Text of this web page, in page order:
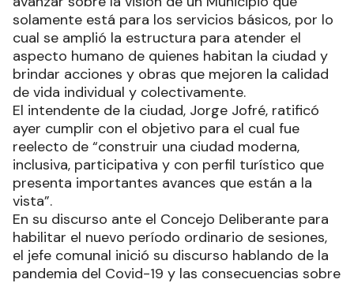
solamente está para los servicios básicos, por lo
cual se amplió la estructura para atender el
aspecto humano de quienes habitan la ciudad y
brindar acciones y obras que mejoren la calidad
de vida individual y colectivamente.
El intendente de la ciudad, Jorge Jofré, ratificó
ayer cumplir con el objetivo para el cual fue
reelecto de “construir una ciudad moderna,
inclusiva, participativa y con perfil turístico que
presenta importantes avances que están a la
vista”.
En su discurso ante el Concejo Deliberante para
habilitar el nuevo período ordinario de sesiones,
el jefe comunal inició su discurso hablando de la
pandemia del Covid-19 y las consecuencias sobre